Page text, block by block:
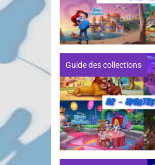
Guide des collections